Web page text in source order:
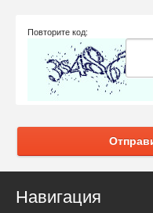
Повторите код:
Навигация